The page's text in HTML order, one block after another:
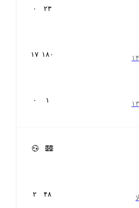
۲۳ ۰
۱۸۰ ۱۷
۱ ۰
۴۸ ۲